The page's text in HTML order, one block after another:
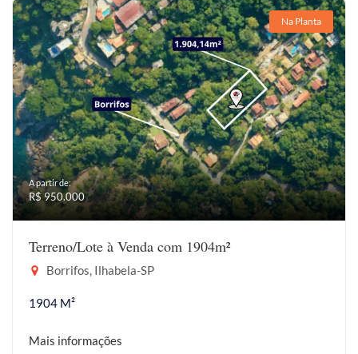
Na Planta
A partir de:
R$ 950.000
Terreno/Lote à Venda com 1904m²
Borrifos, Ilhabela-SP
1904 M²
Mais informações